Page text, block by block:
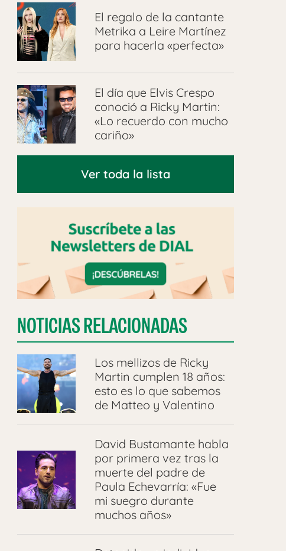
El regalo de la cantante
Metrika a Leire Martínez
para hacerla «perfecta»
El día que Elvis Crespo
conoció a Ricky Martin:
«Lo recuerdo con mucho
cariño»
Ver toda la lista
NOTICIAS RELACIONADAS
Los mellizos de Ricky
Martin cumplen 18 años:
esto es lo que sabemos
de Matteo y Valentino
David Bustamante habla
por primera vez tras la
muerte del padre de
Paula Echevarría: «Fue
mi suegro durante
muchos años»